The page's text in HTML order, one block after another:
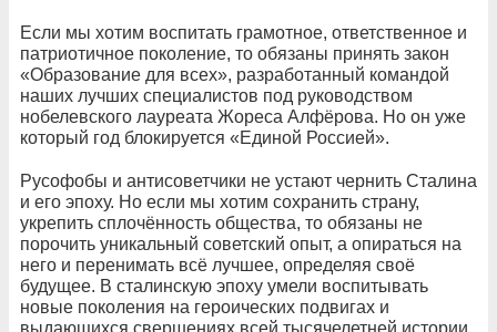
Если мы хотим воспитать грамотное, ответственное и
патриотичное поколение, то обязаны принять закон
«Образование для всех», разработанный командой
наших лучших специалистов под руководством
нобелевского лауреата Жореса Алфёрова. Но он уже
который год блокируется «Единой Россией».
Русофобы и антисоветчики не устают чернить Сталина
и его эпоху. Но если мы хотим сохранить страну,
укрепить сплочённость общества, то обязаны не
порочить уникальный советский опыт, а опираться на
него и перенимать всё лучшее, определяя своё
будущее. В сталинскую эпоху умели воспитывать
новые поколения на героических подвигах и
выдающихся свершениях всей тысячелетней истории